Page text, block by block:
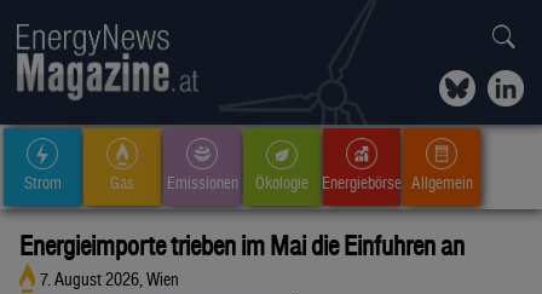
Strom Gas Emissionen Ökologie Energiebörse Allgemein
Energieimporte trieben im Mai die Einfuhren an
7. August 2026, Wien